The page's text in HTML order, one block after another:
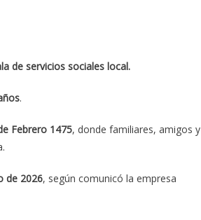
de servicios sociales local.
.
Febrero 1475, donde familiares, amigos y
de 2026, según comunicó la empresa